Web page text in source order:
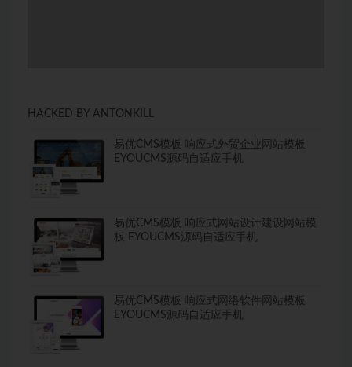
HACKED BY ANTONKILL
易优CMS模板 响应式外贸企业网站模板
EYOUCMS源码自适应手机
易优CMS模板 响应式网站设计建设网站模
板 EYOUCMS源码自适应手机
易优CMS模板 响应式网络软件网站模板
EYOUCMS源码自适应手机